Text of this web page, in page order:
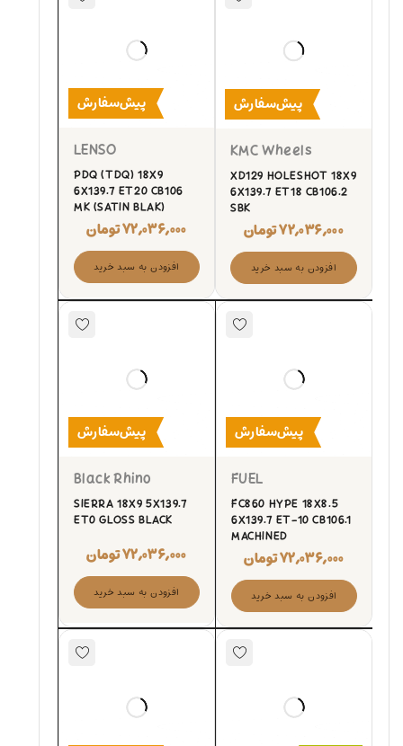
پیش‌سفارش
KMC Wheels
XD129 HOLESHOT 18X9
6X139.7 ET18 CB106.2
SBK
۷۲,۰۳۶,۰۰۰تومان
افزودن به سبد خرید
پیش‌سفارش
LENSO
PDQ (TDQ) 18X9
6X139.7 ET20 CB106
MK (SATIN BLAK)
۷۲,۰۳۶,۰۰۰تومان
افزودن به سبد خرید
پیش‌سفارش
FUEL
FC860 HYPE 18X8.5
6X139.7 ET-10 CB106.1
MACHINED
۷۲,۰۳۶,۰۰۰تومان
افزودن به سبد خرید
پیش‌سفارش
Black Rhino
SIERRA 18X9 5X139.7
ET0 GLOSS BLACK
۷۲,۰۳۶,۰۰۰تومان
افزودن به سبد خرید